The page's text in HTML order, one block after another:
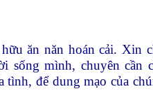
ăn năn hoán cải. Xin
sống mình, chuyên cần
tình, để dung mạo của